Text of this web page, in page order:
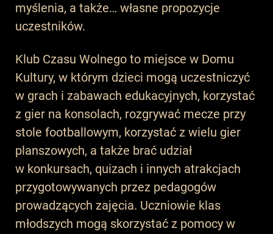
myślenia, a także… własne propozycje
uczestników.
Klub Czasu Wolnego to miejsce w Domu
Kultury, w którym dzieci mogą uczestniczyć
w grach i zabawach edukacyjnych, korzystać
z gier na konsolach, rozgrywać mecze przy
stole footballowym, korzystać z wielu gier
planszowych, a także brać udział
w konkursach, quizach i innych atrakcjach
przygotowywanych przez pedagogów
prowadzących zajęcia. Uczniowie klas
młodszych mogą skorzystać z pomocy w